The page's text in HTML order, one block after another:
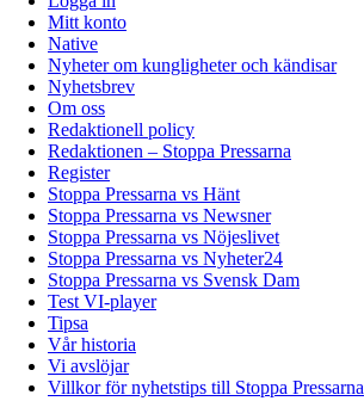
Mitt konto
Native
Nyheter om kungligheter och kändisar
Nyhetsbrev
Om oss
Redaktionell policy
Redaktionen – Stoppa Pressarna
Register
Stoppa Pressarna vs Hänt
Stoppa Pressarna vs Newsner
Stoppa Pressarna vs Nöjeslivet
Stoppa Pressarna vs Nyheter24
Stoppa Pressarna vs Svensk Dam
Test VI-player
Tipsa
Vår historia
Vi avslöjar
Villkor för nyhetstips till Stoppa Pressarna